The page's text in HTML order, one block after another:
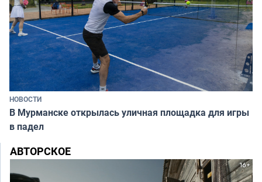
НОВОСТИ
В Мурманске открылась уличная площадка для игры
в падел
АВТОРСКОЕ